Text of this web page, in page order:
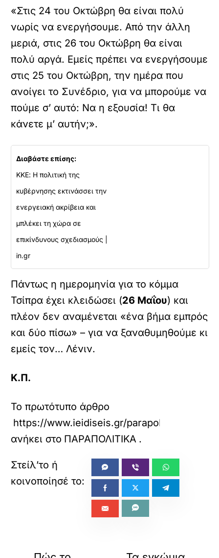
«Στις 24 του Οκτώβρη θα είναι πολύ
νωρίς να ενεργήσουμε. Από την άλλη
μεριά, στις 26 του Οκτώβρη θα είναι
πολύ αργά. Εμείς πρέπει να ενεργήσουμε
στις 25 του Οκτώβρη, την ημέρα που
ανοίγει το Συνέδριο, για να μπορούμε να
πούμε σ’ αυτό: Να η εξουσία! Τι θα
κάνετε μ’ αυτήν;».
Διαβάστε επίσης:
ΚΚΕ: Η πολιτική της
κυβέρνησης εκτινάσσει την
ενεργειακή ακρίβεια και
μπλέκει τη χώρα σε
επικίνδυνους σχεδιασμούς |
in.gr
Πάντως η ημερομηνία για το κόμμα
Τσίπρα έχει κλειδώσει (26 Μαΐου) και
πλέον δεν αναμένεται «ένα βήμα εμπρός
και δύο πίσω» – για να ξαναθυμηθούμε κι
εμείς τον… Λένιν.
Κ.Π.
Το πρωτότυπο άρθρο
https://www.ieidiseis.gr/parapolitika/
ανήκει στο ΠΑΡΑΠΟΛΙΤΙΚΑ .